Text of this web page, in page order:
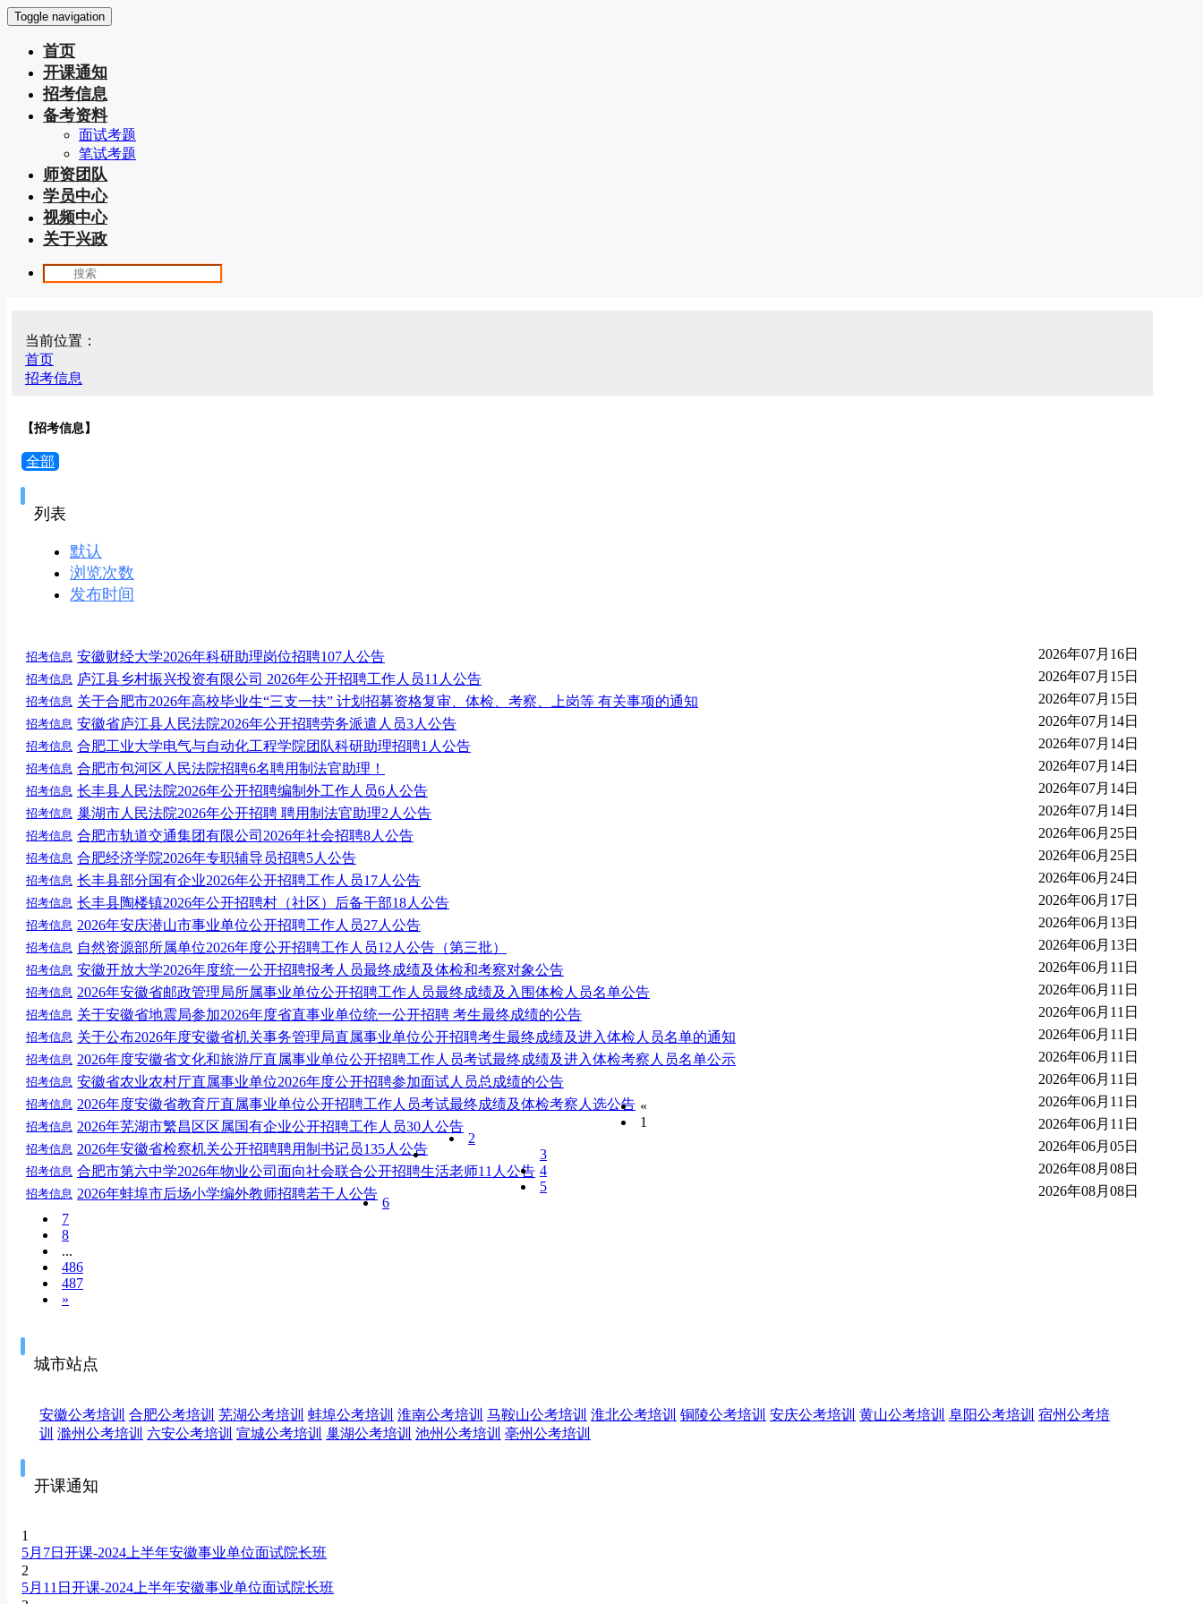
Toggle navigation
首页
开课通知
招考信息
备考资料
面试考题
笔试考题
师资团队
学员中心
视频中心
关于兴政
当前位置：
首页
招考信息
【招考信息】
全部
列表
默认
浏览次数
发布时间
招考信息 安徽财经大学2026年科研助理岗位招聘107人公告 2026年07月16日
招考信息 庐江县乡村振兴投资有限公司 2026年公开招聘工作人员11人公告 2026年07月15日
招考信息 关于合肥市2026年高校毕业生“三支一扶” 计划招募资格复审、体检、考察、上岗等 有关事项的通知 2026年07月15日
招考信息 安徽省庐江县人民法院2026年公开招聘劳务派遣人员3人公告 2026年07月14日
招考信息 合肥工业大学电气与自动化工程学院团队科研助理招聘1人公告 2026年07月14日
招考信息 合肥市包河区人民法院招聘6名聘用制法官助理！ 2026年07月14日
招考信息 长丰县人民法院2026年公开招聘编制外工作人员6人公告 2026年07月14日
招考信息 巢湖市人民法院2026年公开招聘 聘用制法官助理2人公告 2026年07月14日
招考信息 合肥市轨道交通集团有限公司2026年社会招聘8人公告 2026年06月25日
招考信息 合肥经济学院2026年专职辅导员招聘5人公告 2026年06月25日
招考信息 长丰县部分国有企业2026年公开招聘工作人员17人公告 2026年06月24日
招考信息 长丰县陶楼镇2026年公开招聘村（社区）后备干部18人公告 2026年06月17日
招考信息 2026年安庆潜山市事业单位公开招聘工作人员27人公告 2026年06月13日
招考信息 自然资源部所属单位2026年度公开招聘工作人员12人公告（第三批） 2026年06月13日
招考信息 安徽开放大学2026年度统一公开招聘报考人员最终成绩及体检和考察对象公告 2026年06月11日
招考信息 2026年安徽省邮政管理局所属事业单位公开招聘工作人员最终成绩及入围体检人员名单公告 2026年06月11日
招考信息 关于安徽省地震局参加2026年度省直事业单位统一公开招聘 考生最终成绩的公告 2026年06月11日
招考信息 关于公布2026年度安徽省机关事务管理局直属事业单位公开招聘考生最终成绩及进入体检人员名单的通知 2026年06月11日
招考信息 2026年度安徽省文化和旅游厅直属事业单位公开招聘工作人员考试最终成绩及进入体检考察人员名单公示 2026年06月11日
招考信息 安徽省农业农村厅直属事业单位2026年度公开招聘参加面试人员总成绩的公告 2026年06月11日
招考信息 2026年度安徽省教育厅直属事业单位公开招聘工作人员考试最终成绩及体检考察人选公告 2026年06月11日
招考信息 2026年芜湖市繁昌区区属国有企业公开招聘工作人员30人公告 2026年06月11日
招考信息 2026年安徽省检察机关公开招聘聘用制书记员135人公告 2026年06月05日
招考信息 合肥市第六中学2026年物业公司面向社会联合公开招聘生活老师11人公告 2026年08月08日
招考信息 2026年蚌埠市后场小学编外教师招聘若干人公告 2026年08月08日
«
1
2
3
4
5
6
7
8
...
486
487
»
城市站点
安徽公考培训 合肥公考培训 芜湖公考培训 蚌埠公考培训 淮南公考培训 马鞍山公考培训 淮北公考培训 铜陵公考培训 安庆公考培训 黄山公考培训 阜阳公考培训 宿州公考培
训 滁州公考培训 六安公考培训 宣城公考培训 巢湖公考培训 池州公考培训 亳州公考培训
开课通知
1
5月7日开课-2024上半年安徽事业单位面试院长班
2
5月11日开课-2024上半年安徽事业单位面试院长班